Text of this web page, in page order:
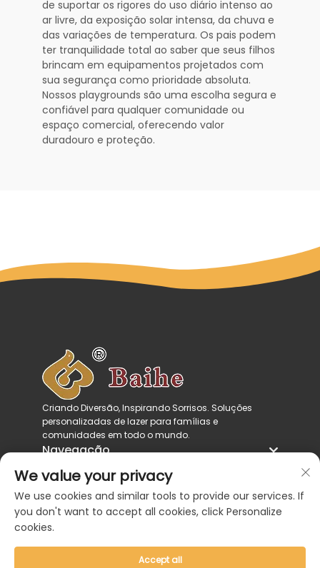
de suportar os rigores do uso diário intenso ao
ar livre, da exposição solar intensa, da chuva e
das variações de temperatura. Os pais podem
ter tranquilidade total ao saber que seus filhos
brincam em equipamentos projetados com
sua segurança como prioridade absoluta.
Nossos playgrounds são uma escolha segura e
confiável para qualquer comunidade ou
espaço comercial, oferecendo valor
duradouro e proteção.
Criando Diversão, Inspirando Sorrisos. Soluções
personalizadas de lazer para famílias e
comunidades em todo o mundo.
Navegação
Categorias de produtos
Entre em contato conosco
We value your privacy
We use cookies and similar tools to provide our services. If
you don't want to accept all cookies, click Personalize
cookies.
Accept all